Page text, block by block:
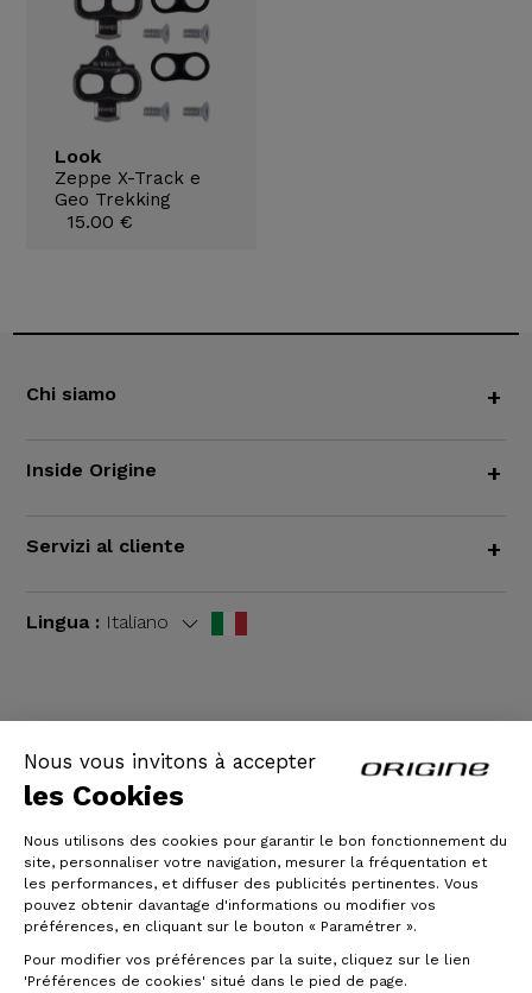
Nous vous invitons à accepter
les Cookies
Nous utilisons des cookies pour garantir le bon fonctionnement du
site, personnaliser votre navigation, mesurer la fréquentation et
les performances, et diffuser des publicités pertinentes. Vous
pouvez obtenir davantage d'informations ou modifier vos
préférences, en cliquant sur le bouton « Paramétrer ».
Pour modifier vos préférences par la suite, cliquez sur le lien
'Préférences de cookies' situé dans le pied de page.
Look
Zeppe X-Track e
Geo Trekking
15.00 €
Chi siamo +
Inside Origine +
Servizi al cliente +
Lingua : Italiano
TERMINI E CONDIZIONI GENERALI
legali